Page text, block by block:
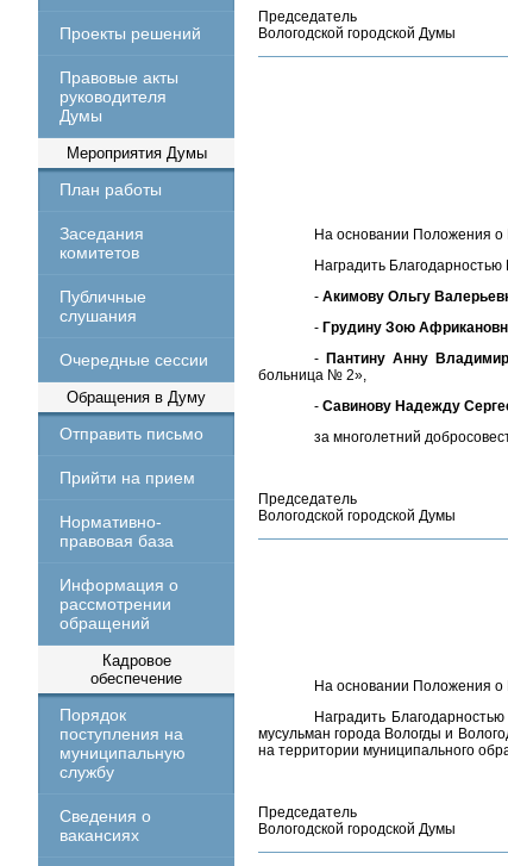
Проекты решений
Правовые акты
руководителя
Думы
Мероприятия Думы
План работы
Заседания
комитетов
Публичные
слушания
Очередные сессии
Обращения в Думу
Отправить письмо
Прийти на прием
Нормативно-
правовая база
Информация о
рассмотрении
обращений
Кадровое
обеспечение
Порядок
поступления на
муниципальную
службу
Сведения о
вакансиях
Председатель
Вологодской городской Думы
На основании Положения
Наградить
-Акимову Ольгу
- Грудину Зою
- Пантину Анну
больница № 2»,
-Савинову Надежду
за многолетний
Председатель
Вологодской городской Думы
На основании Положения
Наградить
мусульман города Вологды и
на территории муниципального
Председатель
Вологодской городской Думы